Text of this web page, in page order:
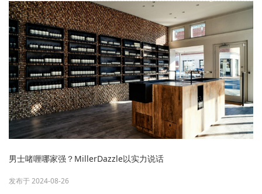
男士啫喱哪家强？MillerDazzle以实力说话
发布于 2024-08-26